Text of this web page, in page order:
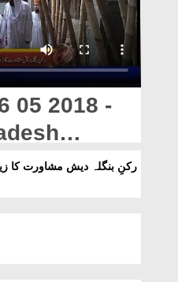
05 2018 -
Zair e
e